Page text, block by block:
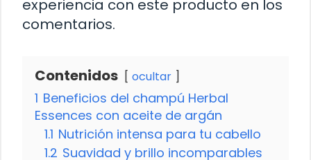
experiencia con este producto en los
comentarios.
Contenidos ocultar
1 Beneficios del champú Herbal
Essences con aceite de argán
1.1 Nutrición intensa para tu cabello
1.2 Suavidad y brillo incomparables